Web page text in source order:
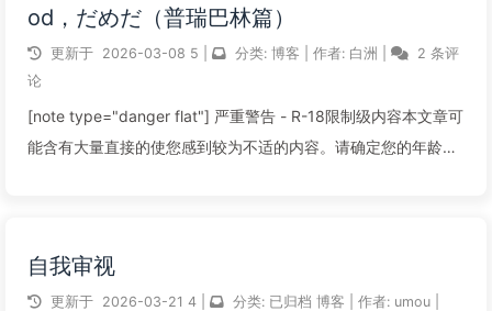
阅读全文...
od，だめだ（普瑞巴林篇）
更新于 2026-03-08 5 分类: 博客 作者: 白洲
2 条评
论
[note type="danger flat"] 严重警告 - R-18限制级内容本文章可
能含有大量直接的使您感到较为不适的内容。请确定您的年龄与
阅读全文...
自我审视
更新于 2026-03-21 4 分类: 已归档 博客 作者: umou